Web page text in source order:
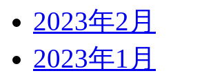
2023年2月
2023年1月